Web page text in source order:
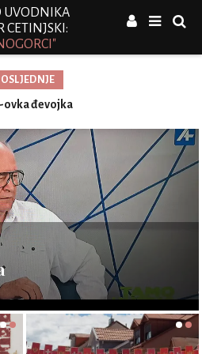
UVODNIKA
CETINJSKI:
ovka đevojka